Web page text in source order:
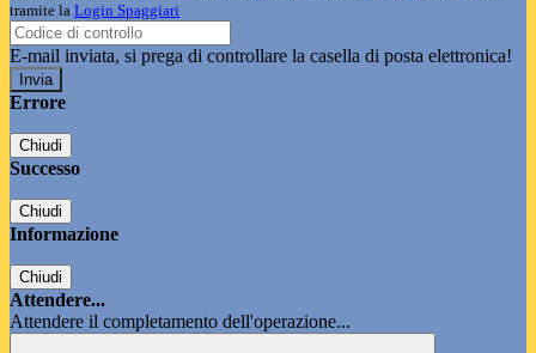
tramite la Login Spaggiari
E-mail inviata, si prega di controllare la casella di posta elettronica!
Errore
Chiudi
Successo
Chiudi
Informazione
Chiudi
Attendere...
Attendere il completamento dell'operazione...